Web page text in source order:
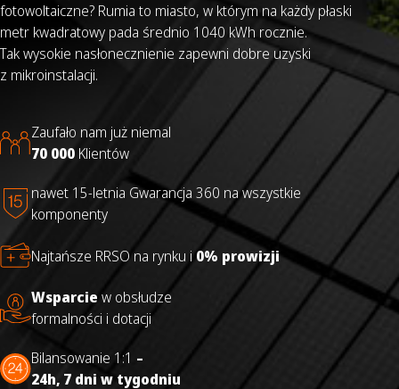
fotowoltaiczne? Rumia to miasto, w którym na każdy płaski
metr kwadratowy pada średnio 1040 kWh rocznie.
Tak wysokie nasłonecznienie zapewni dobre uzyski
z mikroinstalacji.
Zaufało nam już niemal
70 000 Klientów
nawet 15-letnia Gwarancja 360 na wszystkie
komponenty
Najtańsze RRSO na rynku i0% prowizji
Wsparcie w obsłudze
formalności i dotacji
Bilansowanie 1:1 –
24h, 7 dni w tygodniu